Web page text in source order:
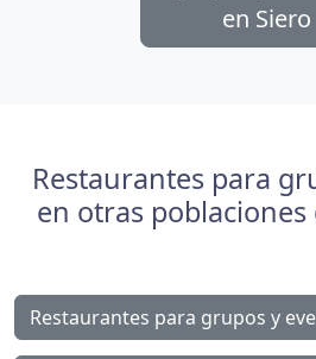
en Siero
Restaurantes para
en otras poblaciones
Restaurantes para grupos y